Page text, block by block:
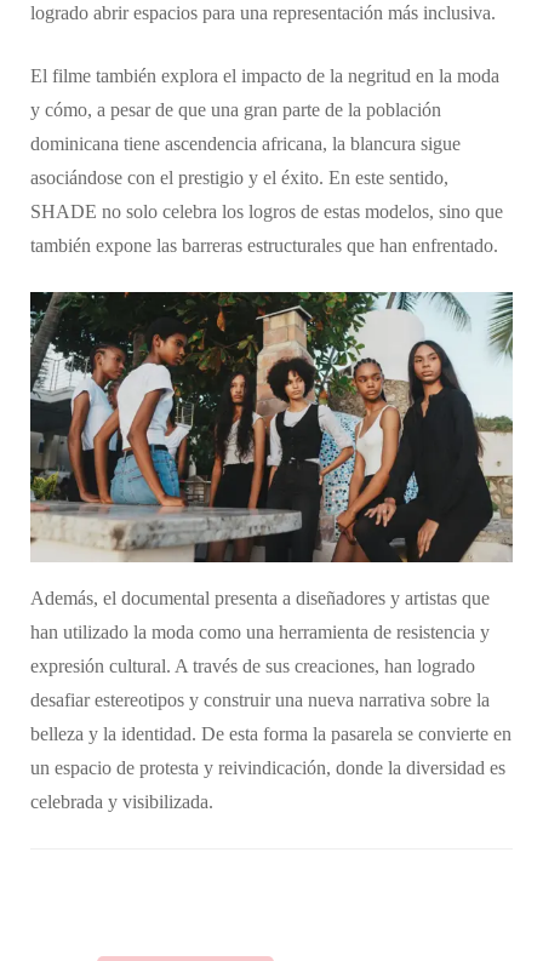
logrado abrir espacios para una representación más inclusiva.
El filme también explora el impacto de la negritud en la moda
y cómo, a pesar de que una gran parte de la población
dominicana tiene ascendencia africana, la blancura sigue
asociándose con el prestigio y el éxito. En este sentido,
SHADE no solo celebra los logros de estas modelos, sino que
también expone las barreras estructurales que han enfrentado.
Además, el documental presenta a diseñadores y artistas que
han utilizado la moda como una herramienta de resistencia y
expresión cultural. A través de sus creaciones, han logrado
desafiar estereotipos y construir una nueva narrativa sobre la
belleza y la identidad. De esta forma la pasarela se convierte en
un espacio de protesta y reivindicación, donde la diversidad es
celebrada y visibilizada.